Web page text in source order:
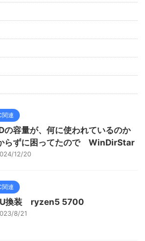
関連
の容量が、何に使われているのか
らずに困ってたので WinDirStar
12/20
関連
換装 ryzen5 5700
8/21